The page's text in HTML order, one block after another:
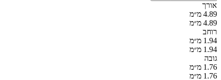
אורך
4.89 מ״מ
4.89 מ״מ
רוחב
1.94 מ״מ
1.94 מ״מ
גובה
1.76 מ״מ
1.76 מ״מ